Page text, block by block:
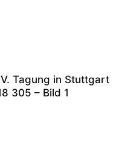
Tagung in Stuttgart
305 – Bild 1